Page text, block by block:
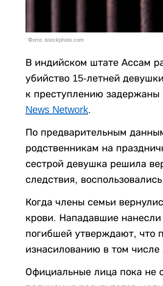
Фото: istockphoto.com
В индийском штате Ассам
убийство 15-летней
к преступлению задержаны
News Network.
По предварительным
родственникам на
сестрой девушка решила
следствия,
Когда члены семьи
крови. Нападавшие
погибшей утверждают, что
изнасилованию в том
Официальные лица пока не